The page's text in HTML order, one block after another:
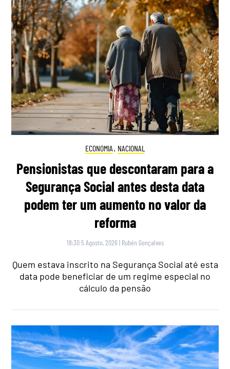
ECONOMIA , NACIONAL
Pensionistas que descontaram para a
Segurança Social antes desta data
podem ter um aumento no valor da
reforma
18:30 5 Agosto, 2026 | Rubén Gonçalves
Quem estava inscrito na Segurança Social até esta
data pode beneficiar de um regime especial no
cálculo da pensão